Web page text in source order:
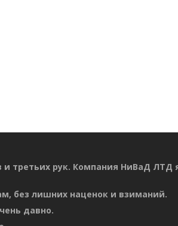
рук. Компания НиВаД ЛТД
без лишних наценок и взиманий.
давно.